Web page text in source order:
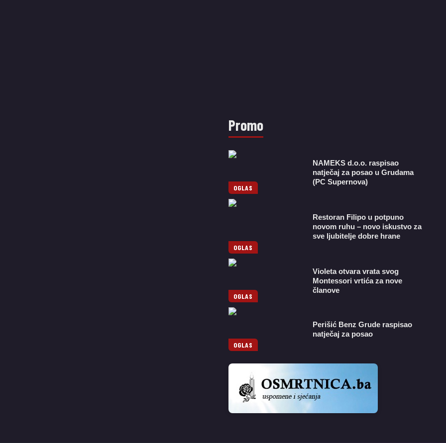
Promo
OGLAS
NAMEKS d.o.o. raspisao
natječaj za posao u Grudama
(PC Supernova)
OGLAS
Restoran Filipo u potpuno
novom ruhu – novo iskustvo za
sve ljubitelje dobre hrane
OGLAS
Violeta otvara vrata svog
Montessori vrtića za nove
članove
OGLAS
Perišić Benz Grude raspisao
natječaj za posao